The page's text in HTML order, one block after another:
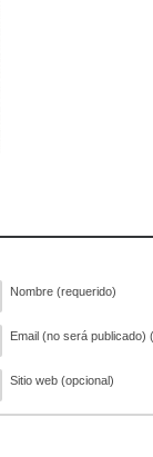
Nombre (requerido)
Email (no será publicado)
Sitio web (opcional)